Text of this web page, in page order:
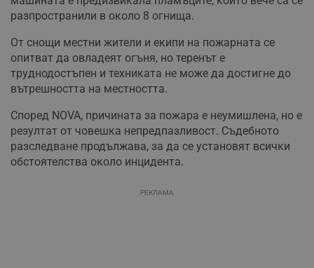
разпространили в около 8 огнища.
От снощи местни жители и екипи на пожарната се
опитват да овладеят огъня, но теренът е
труднодостъпен и техниката не може да достигне до
вътрешността на местността.
Според NOVA, причината за пожара е неумишлена, но е
резултат от човешка непредпазливост. Съдебното
разследване продължава, за да се установят всички
обстоятелства около инцидента.
РЕКЛАМА